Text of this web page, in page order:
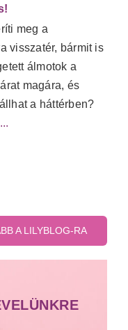
meg a
visszatér, bármit is
álmotok a
magára, és
a háttérben?
...
A LILYBLOG-RA